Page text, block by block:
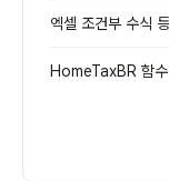
엑셀 조건부 수식
HomeTaxBR 함